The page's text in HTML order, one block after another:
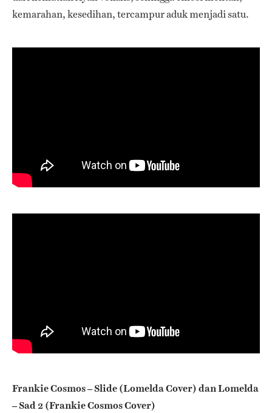
kemarahan, kesedihan, tercampur aduk menjadi satu.
Frankie Cosmos – Slide (Lomelda Cover) dan Lomelda
– Sad 2 (Frankie Cosmos Cover)